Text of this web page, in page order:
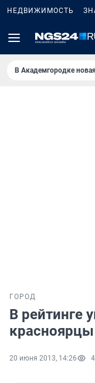
НЕДВИЖИМОСТЬ
В Академгородке
ГОРОД
В рейтинге
20 июня 2013, 14:26